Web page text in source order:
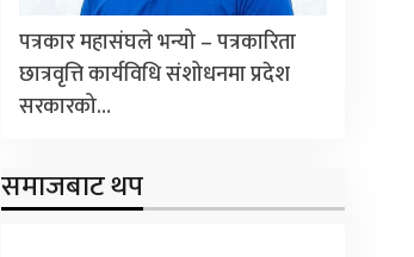
पत्रकार महासंघले भन्यो – पत्रकारिता
छात्रवृत्ति कार्यविधि संशोधनमा प्रदेश
सरकारको…
समाजबाट थप